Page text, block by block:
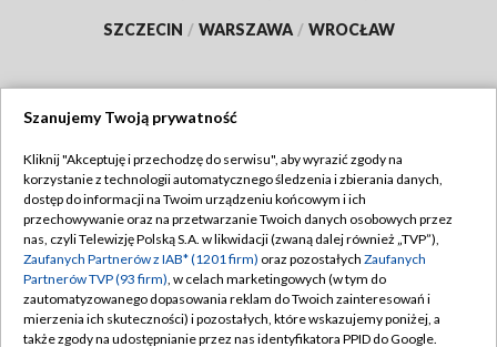
SZCZECIN / WARSZAWA / WROCŁAW
TVP
Abonament TVP
Emisja w TVP
Centrum informacji TVP
Naziemna Telewizja Cyfrowa
Regulamin TVP
Polityka prywatności
Moje zgody
Pomoc
Szanujemy Twoją prywatność
Kliknij "Akceptuję i przechodzę do serwisu", aby wyrazić zgody na
korzystanie z technologii automatycznego śledzenia i zbierania danych,
dostęp do informacji na Twoim urządzeniu końcowym i ich
przechowywanie oraz na przetwarzanie Twoich danych osobowych przez
nas, czyli Telewizję Polską S.A. w likwidacji (zwaną dalej również „TVP”),
Zaufanych Partnerów z IAB* (1201 firm) oraz pozostałych Zaufanych
Partnerów TVP (93 firm), w celach marketingowych (w tym do
zautomatyzowanego dopasowania reklam do Twoich zainteresowań i
mierzenia ich skuteczności) i pozostałych, które wskazujemy poniżej, a
także zgody na udostępnianie przez nas identyfikatora PPID do Google.